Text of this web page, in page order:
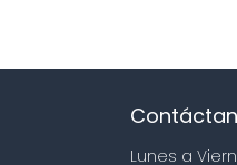
Lunes a